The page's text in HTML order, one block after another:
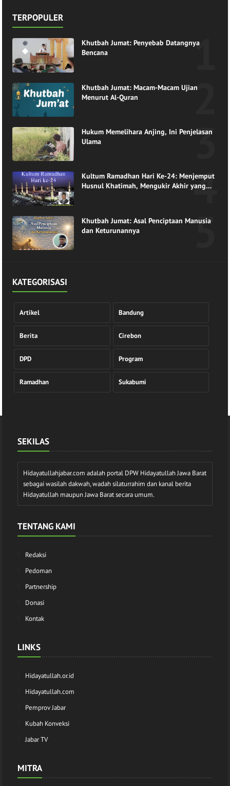
TERPOPULER
Khutbah Jumat: Penyebab Datangnya
Bencana
Khutbah Jumat: Macam-Macam Ujian
Menurut Al-Quran
Hukum Memelihara Anjing, Ini Penjelasan
Ulama
Kultum Ramadhan Hari Ke-24: Menjemput
Husnul Khatimah, Mengukir Akhir yang
Khutbah Jumat: Asal Penciptaan Manusia
dan Keturunannya
KATEGORISASI
Artikel Bandung
Berita Cirebon
DPD Program
Ramadhan Sukabumi
SEKILAS
Hidayatullahjabar.com adalah portal DPW Hidayatullah Jawa Barat
sebagai wasilah dakwah, wadah silaturrahim dan kanal berita
Hidayatullah maupun Jawa Barat secara umum.
TENTANG KAMI
Redaksi
Pedoman
Partnership
Donasi
Kontak
LINKS
Hidayatullah.or.id
Hidayatullah.com
Pemprov Jabar
Kubah Konveksi
Jabar TV
MITRA